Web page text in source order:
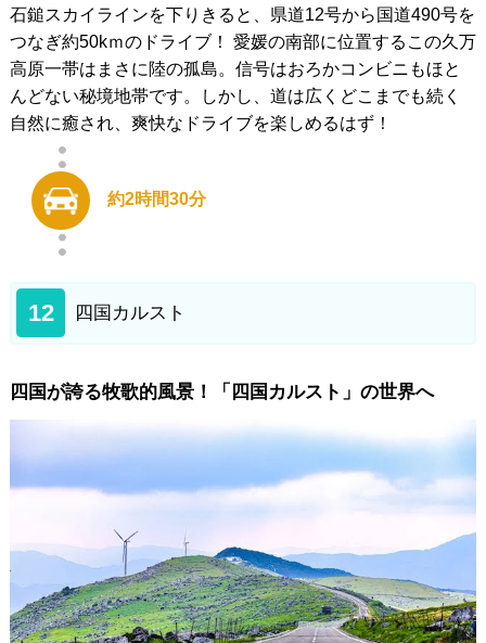
石鎚スカイラインを下りきると、県道12号から国道490号を
つなぎ約50kｍのドライブ！ 愛媛の南部に位置するこの久万
高原一帯はまさに陸の孤島。信号はおろかコンビニもほと
んどない秘境地帯です。しかし、道は広くどこまでも続く
自然に癒され、爽快なドライブを楽しめるはず！
約2時間30分
12 四国カルスト
四国が誇る牧歌的風景！「四国カルスト」の世界へ